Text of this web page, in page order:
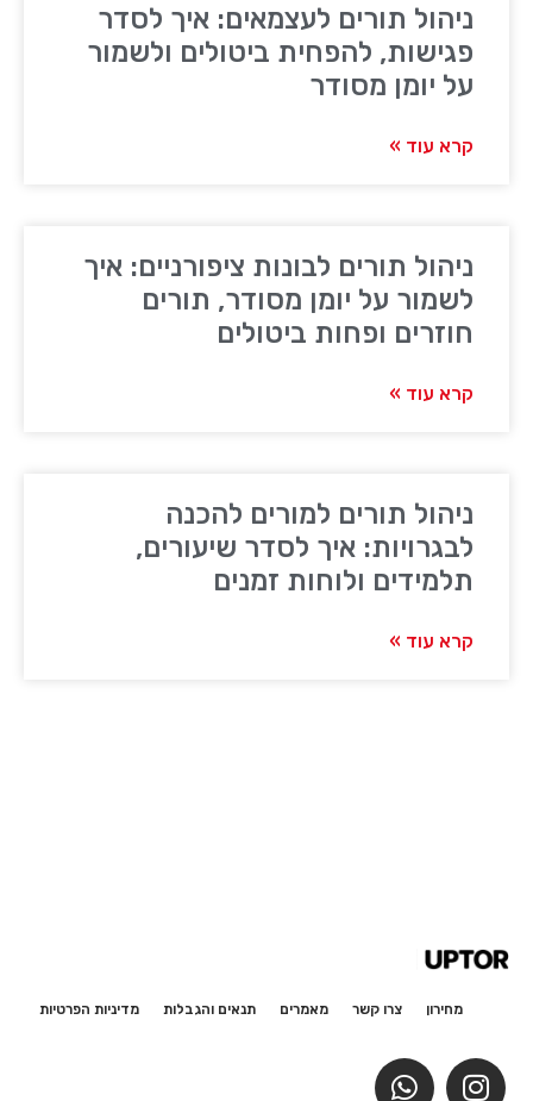
ניהול תורים לעצמאים: איך לסדר
פגישות, להפחית ביטולים ולשמור
על יומן מסודר
קרא עוד »
ניהול תורים לבונות ציפורניים: איך
לשמור על יומן מסודר, תורים
חוזרים ופחות ביטולים
קרא עוד »
ניהול תורים למורים להכנה
לבגרויות: איך לסדר שיעורים,
תלמידים ולוחות זמנים
קרא עוד »
מחירון צרו קשר מאמרים תנאים והגבלות מדיניות הפרטיות